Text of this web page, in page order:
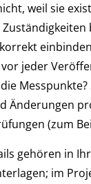
weil sie
jeder
Änderungen
(zum
gehören in
im